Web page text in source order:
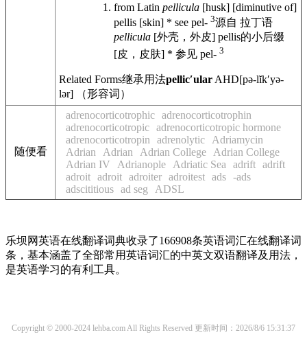
from Latin pellicula [husk] [diminutive of]
pellis [skin] * see pel- 3源自 拉丁语
pellicula [外壳，外皮] pellis的小后缀
[皮，皮肤] * 参见 pel- 3
Related Forms继承用法pellicʹular AHD[pə-lĭkʹyə-
lər] （形容词）
随便看
adrenocorticotrophic adrenocorticotrophin
adrenocorticotropic adrenocorticotropic hormone
adrenocorticotropin
adrenolytic
Adriamycin
Adrian
Adrian Adrian College
Adrian College
Adrian IV
Adrianople Adriatic Sea adrift adrift
adroit adroit adroiter adroitest ads -ads
adscititious ad seg ADSL
乐坝网英语在线翻译词典收录了166908条英语词汇在线翻译词
条，基本涵盖了全部常用英语词汇的中英文双语翻译及用法，
是英语学习的有利工具。
Copyright © 2000-2024 lehba.com All Rights Reserved 更新时间：2026/8/6 15:31:37